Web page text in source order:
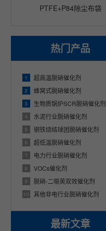
PTFE+P84除尘布袋
热门产品
1 超高温脱硝催化剂
2 蜂窝式脱硝催化剂
3 生物质锅炉SCR脱硝催化剂
4 水泥行业脱硝催化剂
5 钢铁烧结球团脱硝催化剂
6 超低温脱硝催化剂
7 电力行业脱硝催化剂
8 VOCs催化剂
9 脱硝-二噁英双效催化剂
10 其他非电行业脱硝催化剂
最新文章